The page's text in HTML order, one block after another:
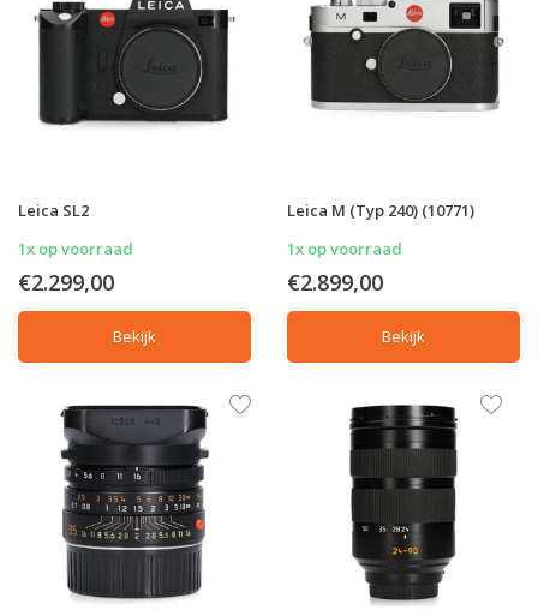
Leica SL2
1x op voorraad
€2.299,00
Bekijk
Leica M (Typ 240) (10771)
1x op voorraad
€2.899,00
Bekijk